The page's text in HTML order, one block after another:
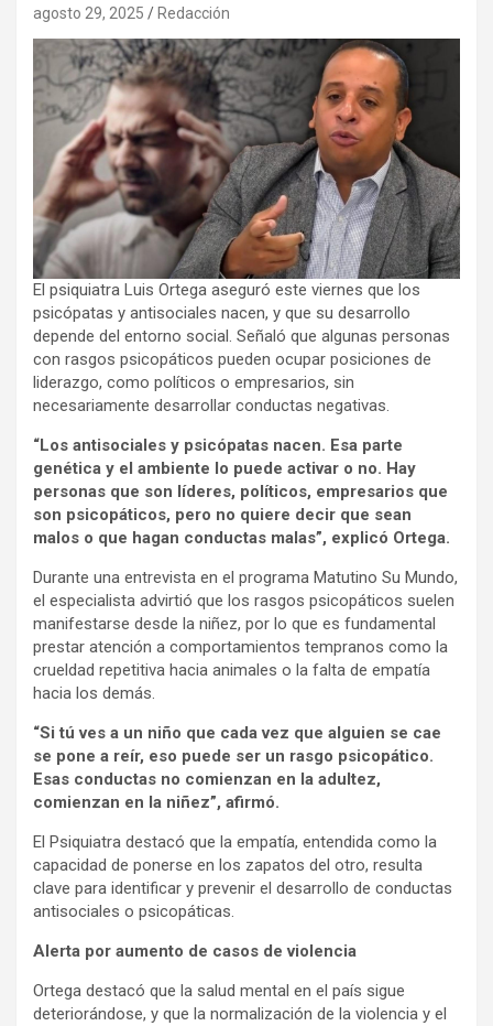
agosto 29, 2025 Redacción
El psiquiatra Luis Ortega aseguró este viernes que los
psicópatas y antisociales nacen, y que su desarrollo
depende del entorno social. Señaló que algunas personas
con rasgos psicopáticos pueden ocupar posiciones de
liderazgo, como políticos o empresarios, sin
necesariamente desarrollar conductas negativas.
“Los antisociales y psicópatas nacen. Esa parte
genética y el ambiente lo puede activar o no. Hay
personas que son líderes, políticos, empresarios que
son psicopáticos, pero no quiere decir que sean
malos o que hagan conductas malas”, explicó Ortega.
Durante una entrevista en el programa Matutino Su Mundo,
el especialista advirtió que los rasgos psicopáticos suelen
manifestarse desde la niñez, por lo que es fundamental
prestar atención a comportamientos tempranos como la
crueldad repetitiva hacia animales o la falta de empatía
hacia los demás.
“Si tú ves a un niño que cada vez que alguien se cae
se pone a reír, eso puede ser un rasgo psicopático.
Esas conductas no comienzan en la adultez,
comienzan en la niñez”, afirmó.
El Psiquiatra destacó que la empatía, entendida como la
capacidad de ponerse en los zapatos del otro, resulta
clave para identificar y prevenir el desarrollo de conductas
antisociales o psicopáticas.
Alerta por aumento de casos de violencia
Ortega destacó que la salud mental en el país sigue
deteriorándose, y que la normalización de la violencia y el